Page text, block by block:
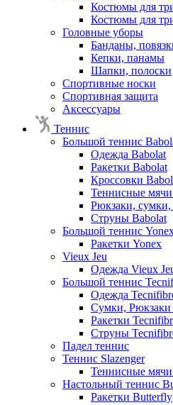
Костюмы для
Костюмы для
Головные уборы
Банданы,
Кепки, панамы
Шапки, полоски
Спортивные носки
Спортивная защита
Аксессуары
Теннис
Большой теннис
Одежда Babolat
Ракетки Babolat
Кроссовки
Теннисные
Рюкзаки,
Струны Babolat
Большой теннис
Ракетки Yonex
Vieux Jeu
Одежда Vieux
Большой теннис
Одежда
Сумки, Рюкзаки
Ракетки
Струны
Падел теннис
Теннис Slazenger
Теннисные мячи
Настольный теннис
Ракетки Butterfly